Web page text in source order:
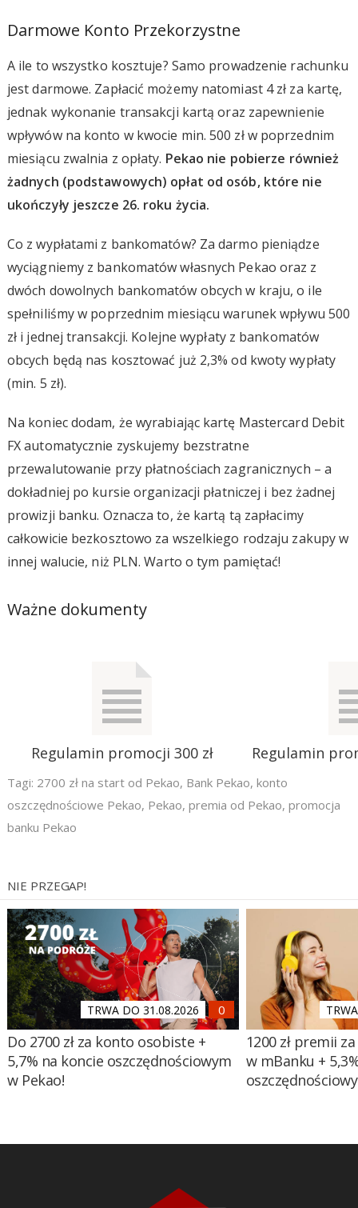
Darmowe Konto Przekorzystne
A ile to wszystko kosztuje? Samo prowadzenie rachunku
jest darmowe. Zapłacić możemy natomiast 4 zł za kartę,
jednak wykonanie transakcji kartą oraz zapewnienie
wpływów na konto w kwocie min. 500 zł w poprzednim
miesiącu zwalnia z opłaty. Pekao nie pobierze również
żadnych (podstawowych) opłat od osób, które nie
ukończyły jeszcze 26. roku życia.
Co z wypłatami z bankomatów? Za darmo pieniądze
wyciągniemy z bankomatów własnych Pekao oraz z
dwóch dowolnych bankomatów obcych w kraju, o ile
spełniliśmy w poprzednim miesiącu warunek wpływu 500
zł i jednej transakcji. Kolejne wypłaty z bankomatów
obcych będą nas kosztować już 2,3% od kwoty wypłaty
(min. 5 zł).
Na koniec dodam, że wyrabiając kartę Mastercard Debit
FX automatycznie zyskujemy bezstratne
przewalutowanie przy płatnościach zagranicznych – a
dokładniej po kursie organizacji płatniczej i bez żadnej
prowizji banku. Oznacza to, że kartą tą zapłacimy
całkowicie bezkosztowo za wszelkiego rodzaju zakupy w
innej walucie, niż PLN. Warto o tym pamiętać!
Ważne dokumenty
Regulamin promocji 300 zł Regulamin
Tagi: 2700 zł na start od Pekao, Bank Pekao, konto
oszczędnościowe Pekao, Pekao, premia od Pekao, promocja
banku Pekao
NIE PRZEGAP!
TRWA DO 31.08.2026
Do 2700 zł za konto osobiste +
5,7% na koncie oszczędnościowym
w Pekao!
1200 zł premii
w mBanku +